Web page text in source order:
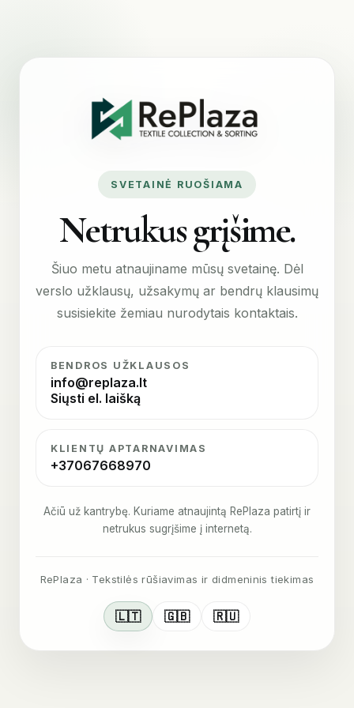
SVETAINĖ RUOŠIAMA
Netrukus grįšime.
Šiuo metu atnaujiname mūsų svetainę. Dėl
verslo užklausų, užsakymų ar bendrų klausimų
susisiekite žemiau nurodytais kontaktais.
BENDROS UŽKLAUSOS
info@replaza.lt
Siųsti el. laišką
KLIENTŲ APTARNAVIMAS
+37067668970
Ačiū už kantrybę. Kuriame atnaujintą RePlaza patirtį ir
netrukus sugrįšime į internetą.
RePlaza · Tekstilės rūšiavimas ir didmeninis tiekimas
🇱🇹 🇬🇧 🇷🇺